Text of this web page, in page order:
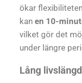
ökar
kan en 10-
vilket gör det
under längre
Lång